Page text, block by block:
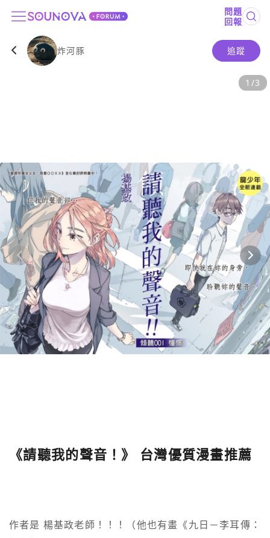
問題
回報
1 /3
炸河豚 追蹤
《請聽我的聲音！》 台灣優質漫畫推薦
作者是 楊基政老師！！！（他也有畫《九日－李耳傳：